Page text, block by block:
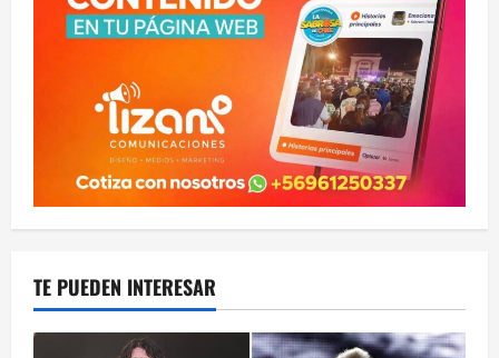
TE PUEDEN INTERESAR